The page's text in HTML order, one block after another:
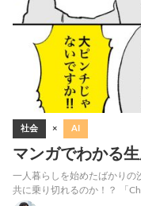
社会 × AI
マンガでわかる
一人暮らしを始めたばかりの
共に乗り切れるのか！？ 「